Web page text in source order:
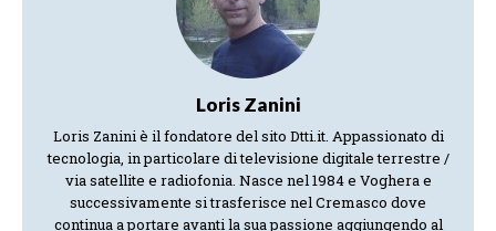
Loris Zanini
Loris Zanini è il fondatore del sito Dtti.it. Appassionato di
tecnologia, in particolare di televisione digitale terrestre /
via satellite e radiofonia. Nasce nel 1984 e Voghera e
successivamente si trasferisce nel Cremasco dove
continua a portare avanti la sua passione aggiungendo al